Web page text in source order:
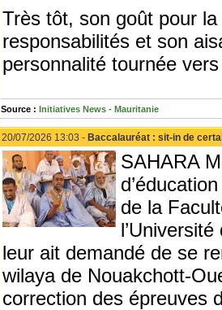
Très tôt, son goût pour
responsabilités et son
personnalité tournée vers
Source : Initiatives News - Mauritanie
20/07/2026 13:03 - Baccalauréat : sit-in de
SAHARA
de la
leur ait demandé de se
wilaya de Nouakchott-
correction des épreuves